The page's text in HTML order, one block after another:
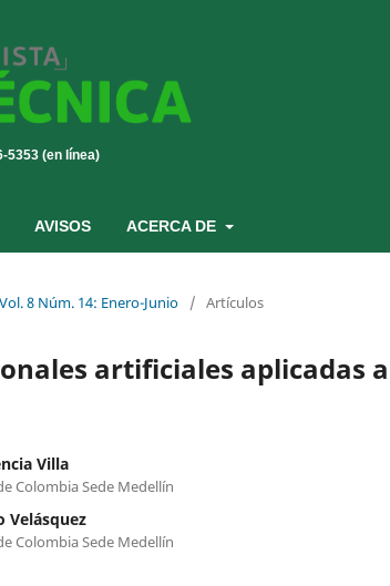
5353 (en línea)
AVISOS ACERCA DE
Vol. 8 Núm. 14: Enero-Junio / Artículos
artificiales aplicadas
Villa
Colombia Sede Medellín
Velásquez
Colombia Sede Medellín